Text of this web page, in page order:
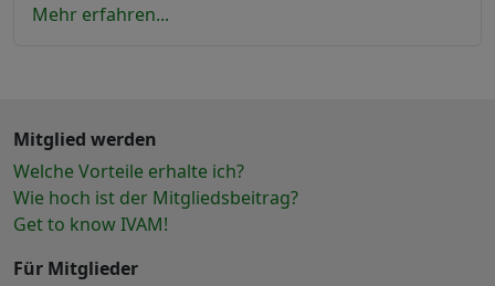
Mehr erfahren...
Mitglied werden
Welche Vorteile erhalte ich?
Wie hoch ist der Mitgliedsbeitrag?
Get to know IVAM!
Für Mitglieder